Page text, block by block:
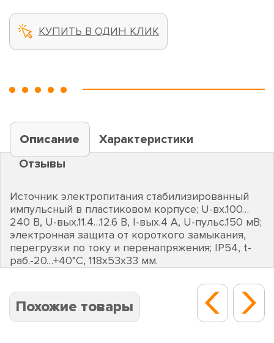
КУПИТЬ В ОДИН КЛИК
Описание
Характеристики
Отзывы
Источник электропитания стабилизированный
импульсный в пластиковом корпусе; U-вх.100…
240 В, U-вых.11.4…12.6 В, I-вых.4 А, U-пульс.150 мВ;
электронная защита от короткого замыкания,
перегрузки по току и перенапряжения; IP54, t-
раб.-20…+40°C, 118х53х33 мм.
Похожие товары